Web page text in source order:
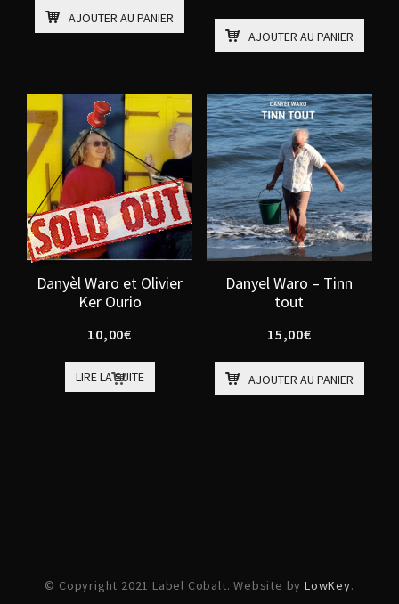
AJOUTER AU PANIER
AJOUTER AU PANIER
Danyèl Waro et Olivier
Ker Ourio
10,00€
LIRE LA SUITE
Danyel Waro – Tinn
tout
15,00€
AJOUTER AU PANIER
© Copyright 2021 Label Cobalt. Website by LowKey.